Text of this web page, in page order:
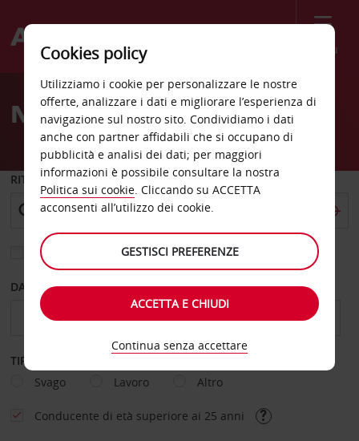
Menù
Welcome
AvisNoleggio auto Hildesheim
RITIRO DA
Scegli una località di riconsegna diversa
DAL GIORNO AL GIORNO
TIPOLOGIA DI NOLEGGIO
Svago
Lavoro Altro
Conducente di età superiore ai 25 anni
Cookies policy
Utilizziamo i cookie per personalizzare le nostre
offerte, analizzare i dati e migliorare l’esperienza di
navigazione sul nostro sito. Condividiamo i dati
anche con partner affidabili che si occupano di
pubblicità e analisi dei dati; per maggiori
informazioni è possibile consultare la nostra
Politica sui cookie. Cliccando su ACCETTA
acconsenti all’utilizzo dei cookie.
GESTISCI PREFERENZE
ACCETTA E CHIUDI
Continua senza accettare